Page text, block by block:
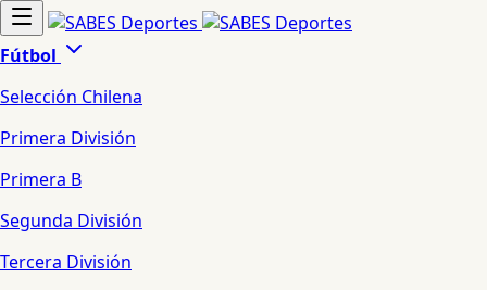
Fútbol
Selección Chilena
Primera División
Primera B
Segunda División
Tercera División